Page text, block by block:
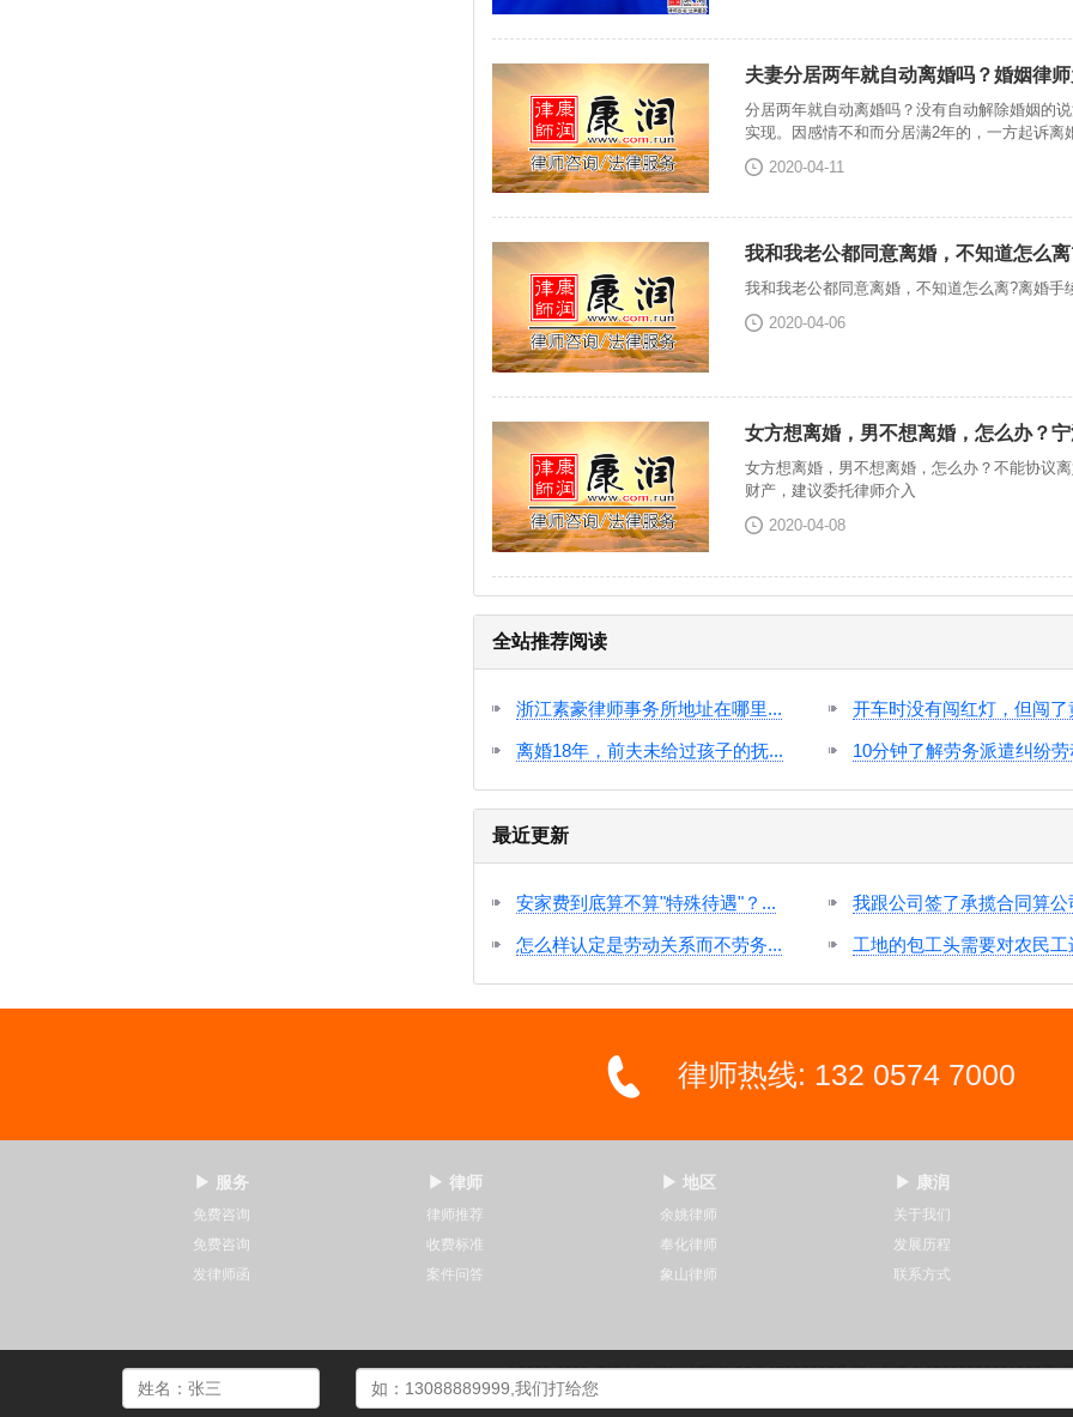
夫妻分居两年就自动离婚吗？婚姻律
分居两年就自动离婚吗？没有自动解除婚姻的
实现。因感情不和而分居满2年的，一方起诉离
2020-04-11
我和我老公都同意离婚，不知道怎么
我和我老公都同意离婚，不知道怎么离?离婚手
2020-04-06
女方想离婚，男不想离婚，怎么办？
女方想离婚，男不想离婚，怎么办？不能协议
财产，建议委托律师介入
2020-04-08
全站推荐阅读
浙江素豪律师事务所地址在哪里... 开车时没有闯红灯，但闯了
离婚18年，前夫未给过孩子的抚... 10分钟了解劳务派遣纠纷劳
最近更新
安家费到底算不算"特殊待遇"？... 我跟公司签了承揽合同算公
怎么样认定是劳动关系而不劳务... 工地的包工头需要对农民工
律师热线: 132 0574 7000
▶ 服务
免费咨询
免费咨询
发律师函
▶ 律师
律师推荐
收费标准
案件问答
▶ 地区
余姚律师
奉化律师
象山律师
▶ 康润
关于我们
发展历程
联系方式
©2000-2026康润之律 网站地图 浙ICP备17060067号 浙公网安备33020302001950号
声明：部分文章来自网络，若侵权请联系a#com.run，我们72小时删除！